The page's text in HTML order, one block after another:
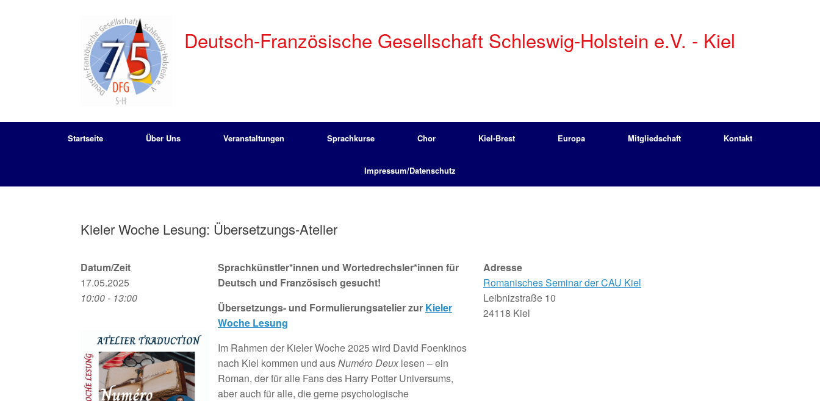
Deutsch-Französische Gesellschaft Schleswig-Holstein e.V. - Kiel
Startseite Über Uns Veranstaltungen Sprachkurse Chor Kiel-Brest Europa Mitgliedschaft Kontakt
Impressum/Datenschutz
Kieler Woche Lesung: Übersetzungs-Atelier
Datum/Zeit
17.05.2025
10:00 - 13:00
Sprachkünstler*innen und Wortedrechsler*innen für
Deutsch und Französisch gesucht!
Übersetzungs- und Formulierungsatelier zur Kieler
Woche Lesung
Im Rahmen der Kieler Woche 2025 wird David Foenkinos
nach Kiel kommen und ausNuméro Deuxlesen – ein
Roman, der für alle Fans des Harry Potter Universums,
aber auch für alle, die gerne psychologische
Adresse
Romanisches Seminar der CAU Kiel
Leibnizstraße 10
24118 Kiel